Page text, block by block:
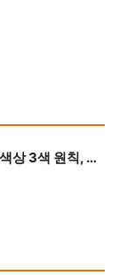
그림자 효과, 제작 단계...